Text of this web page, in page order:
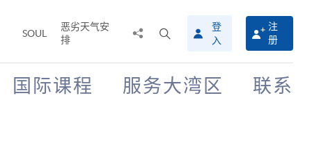
SOUL
恶劣天气安
排
搜
寻
介
登
入
注
册
国际课程 服务大湾区 联系